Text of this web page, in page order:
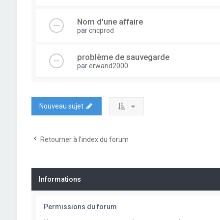
Nom d'une affaire
parcncprod
problème de sauvegarde
parerwand2000
Nouveau sujet
Retourner à l’index du forum
Informations
Permissions du forum